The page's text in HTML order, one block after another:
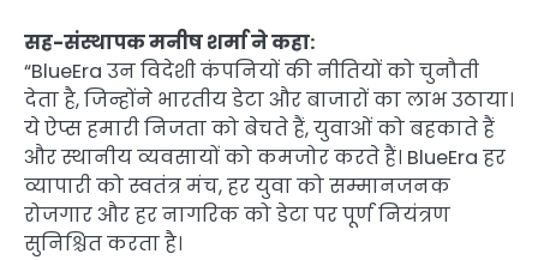
सह-संस्थापक मनीष शर्मा ने कहा:
“BlueEra उन विदेशी कंपनियों की नीतियों को चुनौती
देता है, जिन्होंने भारतीय डेटा और बाजारों का लाभ उठाया।
ये ऐप्स हमारी निजता को बेचते हैं, युवाओं को बहकाते हैं
और स्थानीय व्यवसायों को कमजोर करते हैं। BlueEra हर
व्यापारी को स्वतंत्र मंच, हर युवा को सम्मानजनक
रोजगार और हर नागरिक को डेटा पर पूर्ण नियंत्रण
सुनिश्चित करता है।